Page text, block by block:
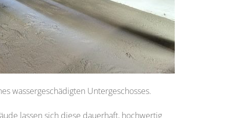
wassergeschädigten Untergeschosses.
lassen sich diese dauerhaft, hochwertig